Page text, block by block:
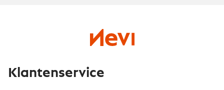
Klantenservice